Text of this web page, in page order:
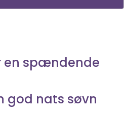
en spændende
god nats søvn